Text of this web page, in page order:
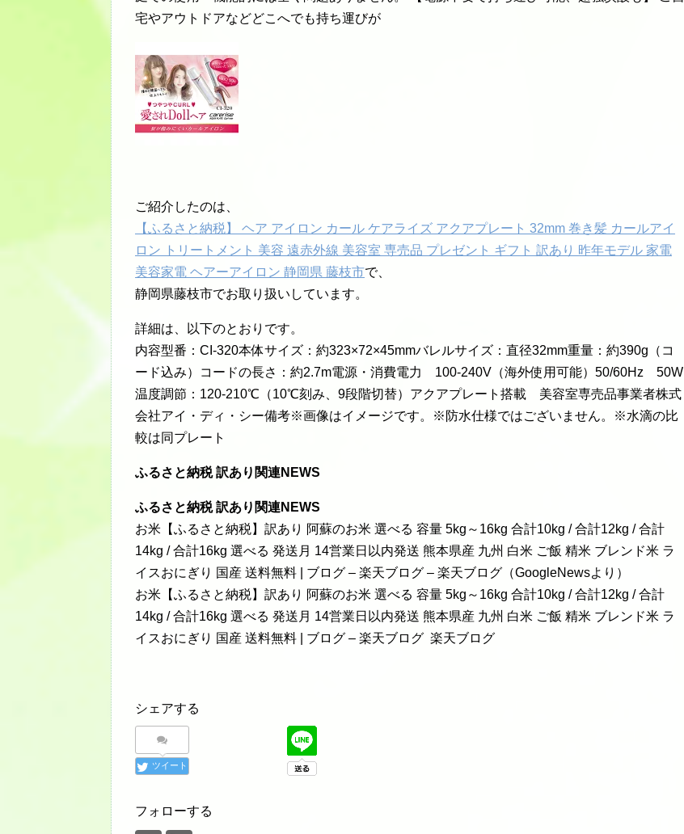
宅やアウトドアなどどこへでも持ち運びが
ご紹介したのは、
【ふるさと納税】 ヘア アイロン カール ケアライズ アクアプレート 32mm 巻き髪 カールアイ
ロン トリートメント 美容 遠赤外線 美容室 専売品 プレゼント ギフト 訳あり 昨年モデル 家電
美容家電 ヘアーアイロン 静岡県 藤枝市で、
静岡県藤枝市でお取り扱いしています。
詳細は、以下のとおりです。
内容型番：CI-320本体サイズ：約323×72×45mmバレルサイズ：直径32mm重量：約390g（コ
ード込み）コードの長さ：約2.7m電源・消費電力 100-240V（海外使用可能）50/60Hz 50W
温度調節：120-210℃（10℃刻み、9段階切替）アクアプレート搭載 美容室専売品事業者株式
会社アイ・ディ・シー備考※画像はイメージです。※防水仕様ではございません。※水滴の比
較は同プレート
ふるさと納税 訳あり関連NEWS
ふるさと納税 訳あり関連NEWS
お米【ふるさと納税】訳あり 阿蘇のお米 選べる 容量 5kg～16kg 合計10kg / 合計12kg / 合計
14kg / 合計16kg 選べる 発送月 14営業日以内発送 熊本県産 九州 白米 ご飯 精米 ブレンド米 ラ
イスおにぎり 国産 送料無料 | ブログ – 楽天ブログ – 楽天ブログ（GoogleNewsより）
お米【ふるさと納税】訳あり 阿蘇のお米 選べる 容量 5kg～16kg 合計10kg / 合計12kg / 合計
14kg / 合計16kg 選べる 発送月 14営業日以内発送 熊本県産 九州 白米 ご飯 精米 ブレンド米 ラ
イスおにぎり 国産 送料無料 | ブログ – 楽天ブログ 楽天ブログ
シェアする
ツイート
フォローする